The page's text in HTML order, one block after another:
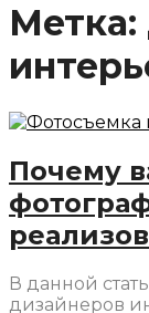
Метка:
Почему
В данной
дизайнеров